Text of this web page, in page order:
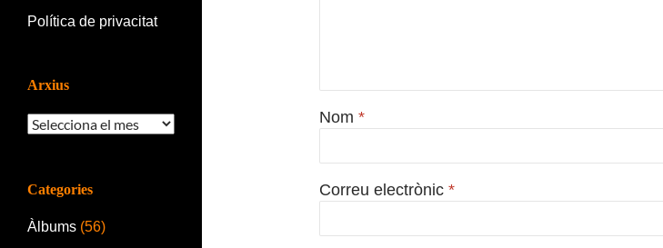
Nom *
Correu electrònic *
Política de privacitat
Arxius
Arxius
Categories
Àlbums (56)